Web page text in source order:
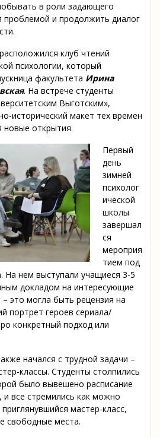
в роли задающего
проблемой и продолжить диалог
клуб чтений
психологии, который
факультета Ирина
. На встрече студенты
Выготским»,
исторический макет тех времен
новые открытия.
Первый
день
зимней
психолог
ической
школы
завершал
ся
мероприя
тием под
На нем выступали учащиеся 3-5
докладом на интересующие
это могла быть рецензия на
портрет героев сериала/
конкретный подход или
начался с трудной задачи –
классы. Студенты столпились
было вывешено расписание
все стремились как можно
мастер-класс,
свободные места.